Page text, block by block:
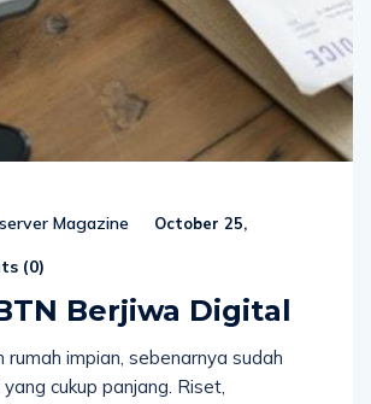
Magazine
October 25,
(0)
Berjiwa Digital
rumah impian, sebenarnya sudah
cukup panjang. Riset,